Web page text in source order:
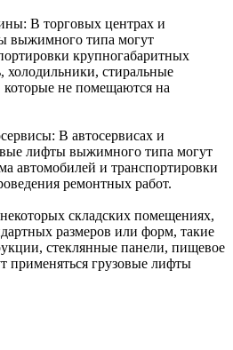
В торговых центрах и
выжимного типа могут
крупногабаритных
холодильники, стиральные
не помещаются на
В автосервисах и
лифты выжимного типа могут
автомобилей и транспортировки
ремонтных работ.
складских помещениях,
размеров или форм, такие
стеклянные панели, пищевое
применяться грузовые лифты